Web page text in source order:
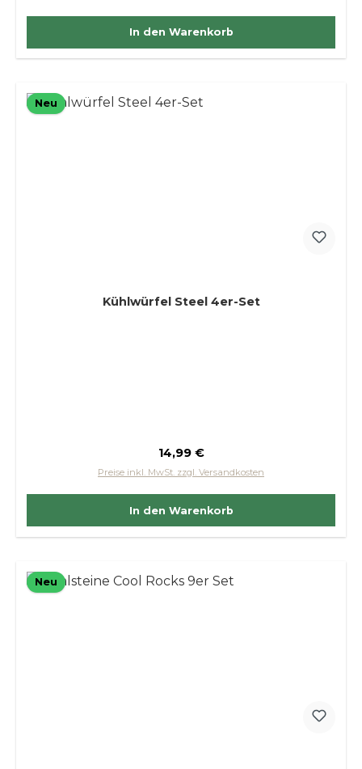
In den Warenkorb
Neu
Kühlwürfel Steel 4er-Set
Regulärer Preis:
14,99 €
Preise inkl. MwSt. zzgl. Versandkosten
In den Warenkorb
Neu